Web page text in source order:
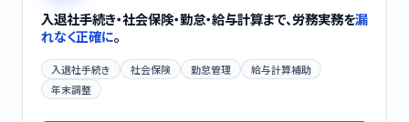
入退社手続き・社会保険・勤怠・給与計算まで、労務実務を漏
れなく正確に。
入退社手続き 社会保険 勤怠管理
給与計算補助
年末調整